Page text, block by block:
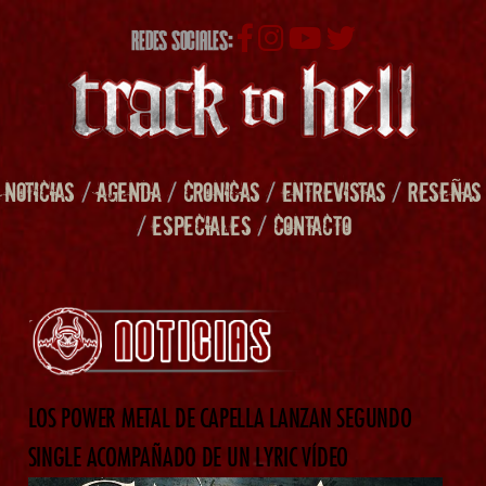
REDES SOCIALES:
NOTICIAS /AGENDA/ CRONICAS/ENTREVISTAS/RESEÑAS
/ESPECIALES/ CONTACTO
LOS POWER METAL DE CAPELLA LANZAN SEGUNDO
SINGLE ACOMPAÑADO DE UN LYRIC VÍDEO